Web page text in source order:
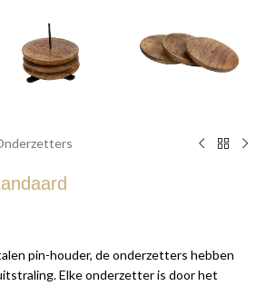
pin-houder, de onderzetters hebben
Elke onderzetter is door het